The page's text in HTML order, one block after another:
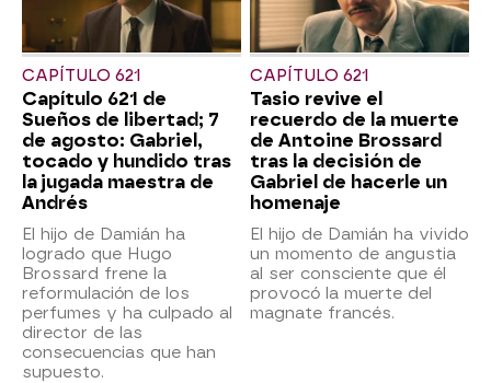
CAPÍTULO 621
Capítulo 621 de
Sueños de libertad; 7
de agosto: Gabriel,
tocado y hundido tras
la jugada maestra de
Andrés
El hijo de Damián ha
logrado que Hugo
Brossard frene la
reformulación de los
perfumes y ha culpado al
director de las
consecuencias que han
supuesto.
CAPÍTULO 621
Tasio revive el
recuerdo de la muerte
de Antoine Brossard
tras la decisión de
Gabriel de hacerle un
homenaje
El hijo de Damián ha vivido
un momento de angustia
al ser consciente que él
provocó la muerte del
magnate francés.